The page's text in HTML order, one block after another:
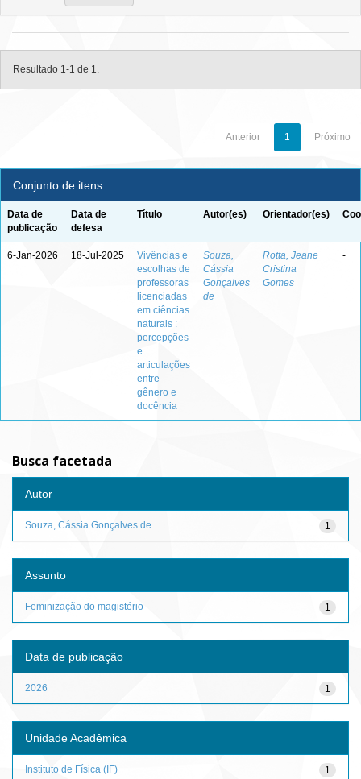
Resultado 1-1 de 1.
Anterior 1 Próximo
Conjunto de itens:
Data de
publicação
Data de
defesa
Título Autor(es) Orientador(es)
6-Jan-2026 18-Jul-2025
Vivências e
escolhas de
professoras
licenciadas
em ciências
naturais :
percepções
e
articulações
entre
gênero e
docência
Souza,
Cássia
Gonçalves
de
Rotta, Jeane
Cristina
Gomes
-
Busca facetada
Autor
1
Souza, Cássia Gonçalves de
Assunto
1
Feminização do magistério
Data de publicação
1
2026
Unidade Acadêmica
1
Instituto de Física (IF)